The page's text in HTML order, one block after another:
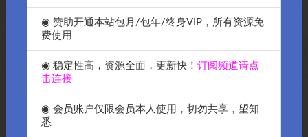
OK源码中国2024年最新7b2的
wordpress主题破解授权版
B2Pro-4.4.1版本
OK源码中国强推2024年最新
7b2的wordpress主题破解授权
◉ 赞助开通本站包月/包年/终身VIP，所有资源免
费使用
◉ 稳定性高，资源全面，更新快！订阅频道请点
击连接
◉ 会员账户仅限会员本人使用，切勿共享，望知
悉